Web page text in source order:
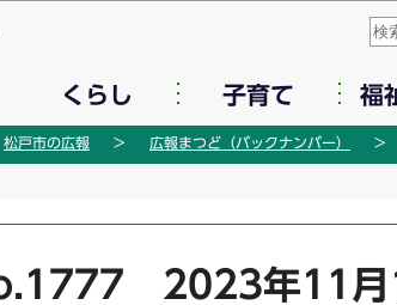
この
くらし 子育て 福
松戸市の広報 広報まつど（バックナンバー）
2023年11月